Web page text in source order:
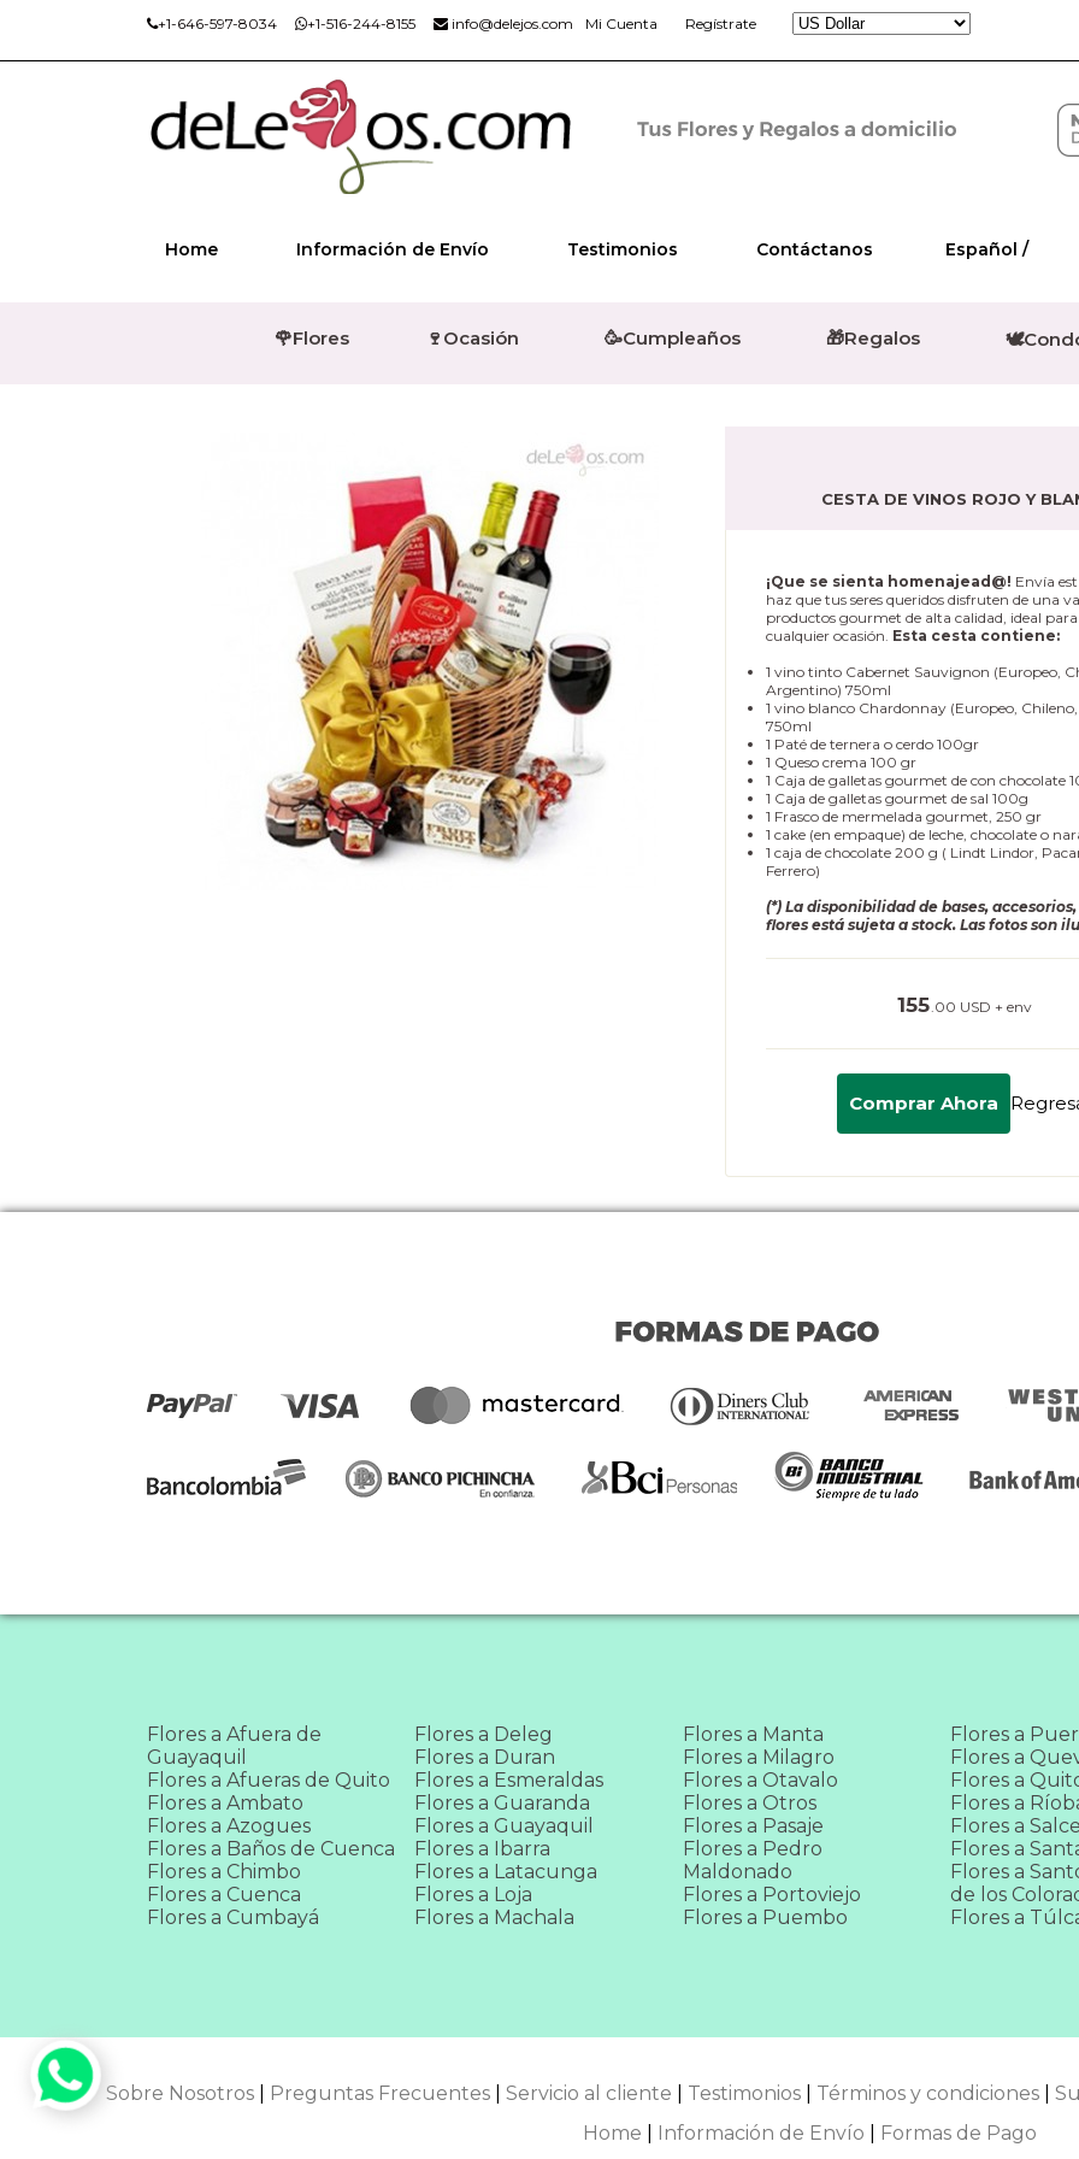
+1-646-597-8034 +1-516-244-8155 info@delejos.com Mi Cuenta Regístrate
Home Información de Envío Testimonios Contáctanos Español /
🌹Flores 🍷Ocasión 🥳Cumpleaños 🎁Regalos
CESTA DE VINOS ROJO Y
¡Que se sienta homenajead@! Envía
haz que tus seres queridos disfruten de una
productos gourmet de alta calidad, ideal
cualquier ocasión. Esta cesta contiene:
1 vino tinto Cabernet Sauvignon (Europeo,
Argentino) 750ml
1 vino blanco Chardonnay (Europeo,
750ml
1 Paté de ternera o cerdo 100gr
1 Queso crema 100 gr
1 Caja de galletas gourmet de con chocolate
1 Caja de galletas gourmet de sal 100g
1 Frasco de mermelada gourmet, 250 gr
1 cake (en empaque) de leche, chocolate o
1 caja de chocolate 200 g ( Lindt Lindor,
Ferrero)
(*) La disponibilidad de bases,
flores está sujeta a stock. Las fotos son
155.00 USD + env
Comprar Ahora
Flores a Afuera de
Guayaquil
Flores a Afueras de Quito
Flores a Ambato
Flores a Azogues
Flores a Baños de Cuenca
Flores a Chimbo
Flores a Cuenca
Flores a Cumbayá
Flores a Deleg
Flores a Duran
Flores a Esmeraldas
Flores a Guaranda
Flores a Guayaquil
Flores a Ibarra
Flores a Latacunga
Flores a Loja
Flores a Machala
Flores a Manta
Flores a Milagro
Flores a Otavalo
Flores a Otros
Flores a Pasaje
Flores a Pedro
Maldonado
Flores a Portoviejo
Flores a Puembo
Flores a
Flores a
Flores a
Flores a
Flores a
Flores a
Flores a
de los
Flores a
Sobre Nosotros| Preguntas Frecuentes| Servicio al cliente Testimonios| Términos y condiciones|
Home
Información de Envío Formas de Pago